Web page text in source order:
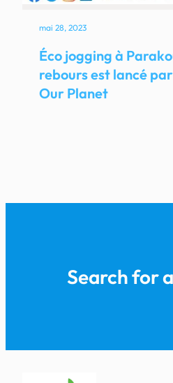
mai 28, 2023
Éco jogging à
rebours est lancé par
Our Planet
Search for